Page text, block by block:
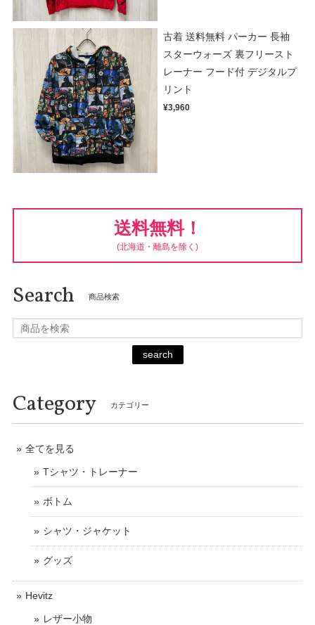
古着 送料無料 パーカー 長袖
スターウォーズ 裏フリースト
レーナー フード付 デジタルプ
リント
¥3,960
送料無料！
(北海道・離島を除く)
Search 商品検索
search
Category カテゴリー
全てを見る
Tシャツ・トレーナー
ボトム
シャツ・ジャケット
グッズ
Hevitz
レザー小物